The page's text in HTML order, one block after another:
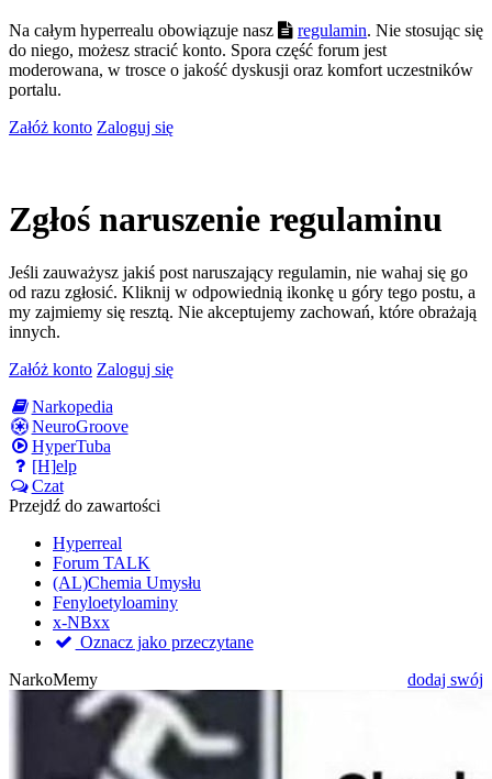
Na całym hyperrealu obowiązuje nasz regulamin. Nie stosując się
do niego, możesz stracić konto. Spora część forum jest
moderowana, w trosce o jakość dyskusji oraz komfort uczestników
portalu.
Załóż konto Zaloguj się
Zgłoś naruszenie regulaminu
Jeśli zauważysz jakiś post naruszający regulamin, nie wahaj się go
od razu zgłosić. Kliknij w odpowiednią ikonkę u góry tego postu, a
my zajmiemy się resztą. Nie akceptujemy zachowań, które obrażają
innych.
Załóż konto Zaloguj się
Narkopedia
NeuroGroove
HyperTuba
[H]elp
Czat
Przejdź do zawartości
Hyperreal
Forum TALK
(AL)Chemia Umysłu
Fenyloetyloaminy
x-NBxx
Oznacz jako przeczytane
NarkoMemy
dodaj swój